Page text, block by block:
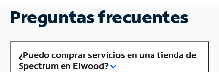
Preguntas frecuentes
¿Puedo comprar servicios en una tienda de
Spectrum en Elwood?